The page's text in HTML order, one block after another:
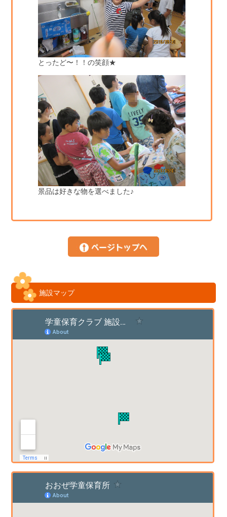
とったど〜！！の笑顔★
景品は好きな物を選べました♪
施設マップ